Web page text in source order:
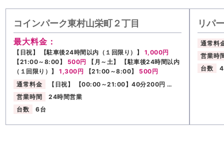
コインパーク東村山栄町２丁目
最大料金：
【日祝】 【駐車後24時間以内（１回限り）】 1,000円
【21:00～8:00】 500円
【月～土】 【駐車後24時間以内
（１回限り）】1,300円 【21:00～8:00】 500円
通常料金
【日祝】 【00:00～21:00】40分200円 …
営業時間
24時間営業
台数
6台
リパ
通常料
営業時
台数